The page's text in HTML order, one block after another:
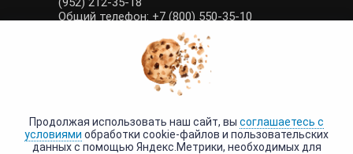
Общий телефон: +7 (800) 550-35-10
E-mail: manager@tour-poisk.com (общие
вопросы), admin@tour-poisk.com (жалобы)
Номер в Общероссийском реестре
туристических агентств: РТА 0003424
Политика конфиденциальности
Продолжая использовать наш сайт, вы соглашаетесь с
условиями обработки cookie-файлов и пользовательских
данных с помощью Яндекс.Метрики, необходимых для